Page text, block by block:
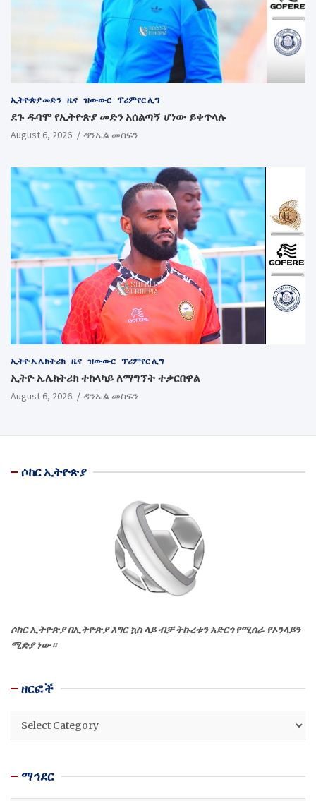
ኢትዮጵያ መድን ዜና ዝውውር ፕሪምየር ሊግ
ደጉ ዱባሞ የኢትዮጵያ መድን አሰልጣኝ ሆነው ይቀጥላሉ
August 6, 2026 ዳንኤል መስፍን
ኢትዮ ኤሌክትሪክ ዜና ዝውውር ፕሪምየር ሊግ
ኢትዮ ኤሌክትሪክ ተከላካይ ለማግኘት ተቃርበዋል
August 6, 2026 ዳንኤል መስፍን
ሶከር ኢትዮጵያ
ሶከር ኢትዮጵያ በኢትዮጵያ እግር ኳስ ላይ ብቻ ትኩረቱን አድርጎ የሚሰራ የኦንላይን
ሚድያ ነው።
ዘርፎች
ዘርፎች
ማኅደር